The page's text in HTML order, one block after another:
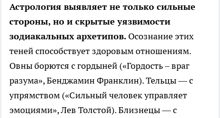
Астрология выявляет не только сильные
стороны, но и скрытые уязвимости
зодиакальных архетипов. Осознание этих
теней способствует здоровым отношениям.
Овны борются с гордыней («Гордость – враг
разума», Бенджамин Франклин). Тельцы — с
упрямством («Сильный человек управляет
эмоциями», Лев Толстой). Близнецы — с